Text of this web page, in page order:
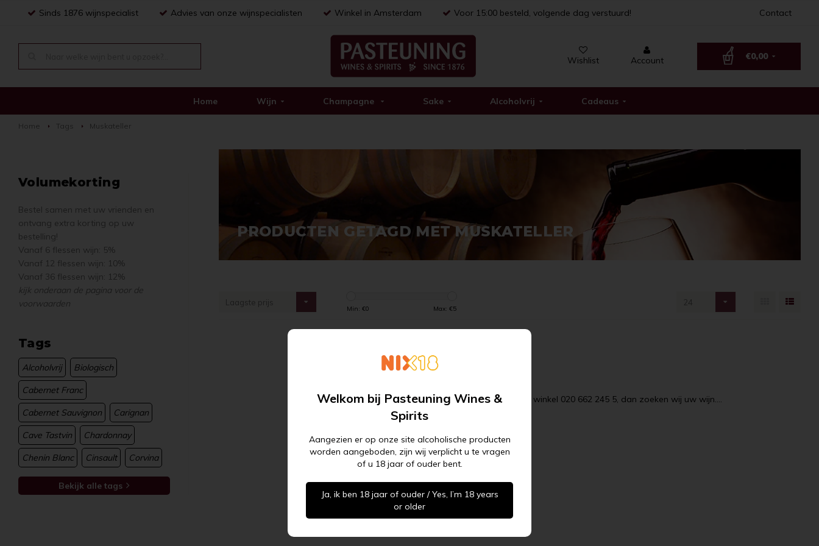
Abonneer u op onze
nieuwsbrief
Uw email hier ... ABONNEER
Welkom bij Pasteuning Wines &
Spirits
Aangezien er op onze site alcoholische producten
worden aangeboden, zijn wij verplicht u te vragen
of u 18 jaar of ouder bent.
Ja, ik ben 18 jaar of ouder / Yes, I’m 18 years
or older
Sinds 1876 wijnspecialist Advies van onze wijnspecialisten Winkel in Amsterdam Voor 15:00 besteld, volgende dag verstuurd! Contact
Wishlist Account €0,00
Home Wijn Champagne Sake Alcoholvrij Cadeaus
Home Tags Muskateller
Volumekorting
Bestel samen met uw vrienden en
ontvang extra korting op uw
bestelling!
Vanaf 6 flessen wijn: 5%
Vanaf 12 flessen wijn: 10%
Vanaf 36 flessen wijn: 12%
kijk onderaan de pagina voor de
voorwaarden
Tags
Alcoholvrij Biologisch
Cabernet Franc
Cabernet Sauvignon Carignan
Cave Tastvin Chardonnay
Chenin Blanc Cinsault Corvina
Bekijk alle tags
PRODUCTEN GETAGD MET MUSKATELLER
Laagste prijs
Min: €0 Max: €5
24
Uw zoekopdracht heeft helaas niets opgeleverd. Bel onze winkel 020 662 245 5, dan zoeken wij uw wijn....